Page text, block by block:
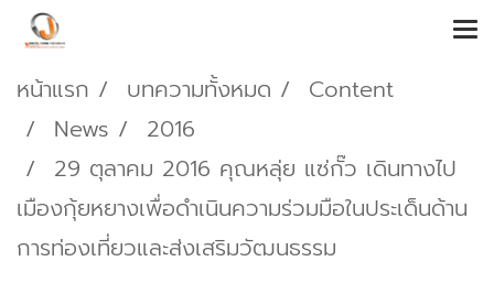
หน้าแรก บทความทั้งหมด
Content
News
2016
29 ตุลาคม 2016 คุณหลุ่ย แซ่กั๊ว เดินทางไป
เมืองกุ้ยหยางเพื่อดำเนินความร่วมมือในประเด็นด้าน
การท่องเที่ยวและส่งเสริมวัฒนธรรม